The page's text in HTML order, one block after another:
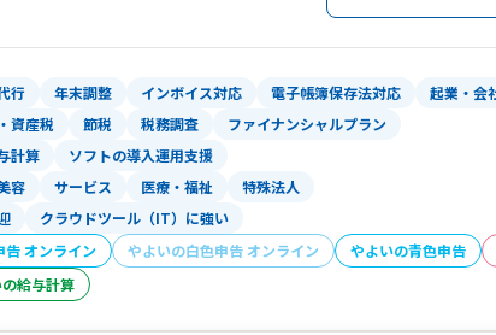
行 年末調整 インボイス対応 電子帳簿保存法対応
起業・会
資産税 節税 税務調査
ファイナンシャルプラン
計算
ソフトの導入運用支援
容 サービス 医療・福祉
特殊法人
クラウドツール（IT）に強い
告 オンライン やよいの白色申告 オンライン やよいの青色申告
給与計算